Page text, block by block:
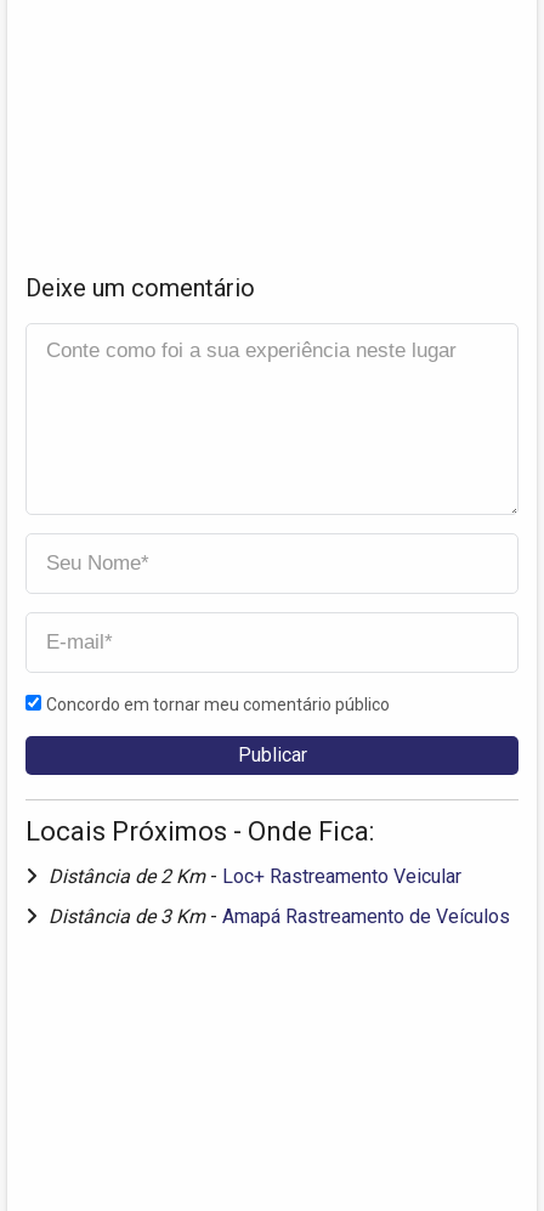
Deixe um comentário
Concordo em tornar meu comentário público
Locais Próximos - Onde Fica:
Distância de 2 Km - Loc+ Rastreamento Veicular
Distância de 3 Km - Amapá Rastreamento de Veículos